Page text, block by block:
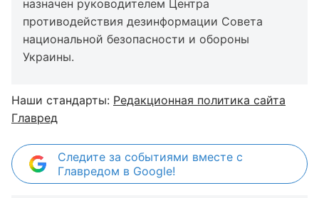
назначен руководителем Центра
противодействия дезинформации Совета
национальной безопасности и обороны
Украины.
Наши стандарты: Редакционная политика сайта
Главред
Следите за событиями вместе с
Главредом в Google!